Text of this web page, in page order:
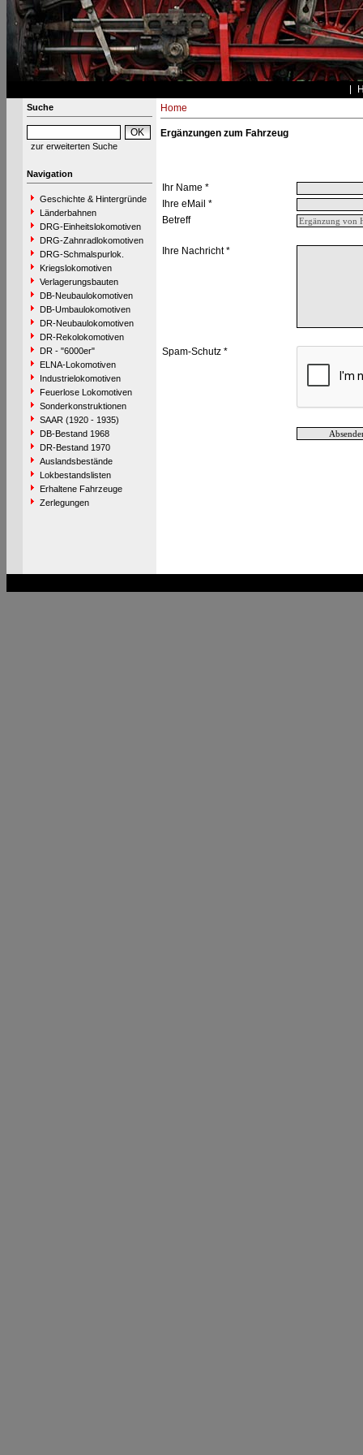
Suche
zur erweiterten Suche
Navigation
Geschichte & Hintergründe
Länderbahnen
DRG-Einheitslokomotiven
DRG-Zahnradlokomotiven
DRG-Schmalspurlok.
Kriegslokomotiven
Verlagerungsbauten
DB-Neubaulokomotiven
DB-Umbaulokomotiven
DR-Neubaulokomotiven
DR-Rekolokomotiven
DR - "6000er"
ELNA-Lokomotiven
Industrielokomotiven
Feuerlose Lokomotiven
Sonderkonstruktionen
SAAR (1920 - 1935)
DB-Bestand 1968
DR-Bestand 1970
Auslandsbestände
Lokbestandslisten
Erhaltene Fahrzeuge
Zerlegungen
Home
Ergänzungen zum Fahrzeug
Ihr Name *
Ihre eMail *
Betreff
Ihre Nachricht *
Spam-Schutz *